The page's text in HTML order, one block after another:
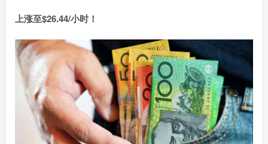
上涨至$26.44/小时！